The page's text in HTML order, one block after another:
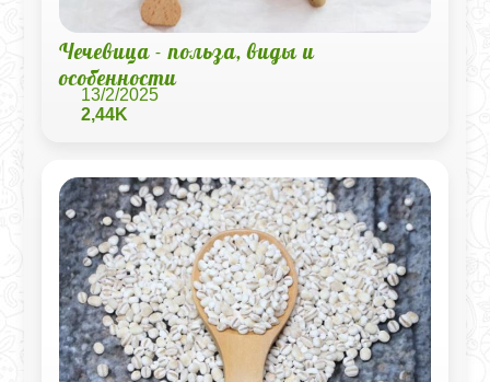
Чечевица - польза, виды и
особенности
13/2/2025
2,44K